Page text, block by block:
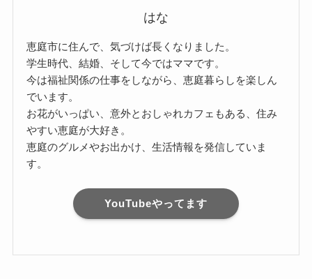
はな
恵庭市に住んで、気づけば長くなりました。
学生時代、結婚、そして今ではママです。
今は福祉関係の仕事をしながら、恵庭暮らしを楽しん
でいます。
お花がいっぱい、意外とおしゃれカフェもある、住み
やすい恵庭が大好き。
恵庭のグルメやお出かけ、生活情報を発信していま
す。
YouTubeやってます